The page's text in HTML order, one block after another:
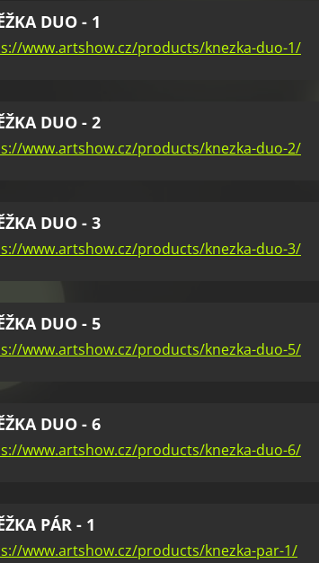
DUO - 1
www.artshow.cz/products/knezka-duo-1/
DUO - 2
www.artshow.cz/products/knezka-duo-2/
DUO - 3
www.artshow.cz/products/knezka-duo-3/
DUO - 5
www.artshow.cz/products/knezka-duo-5/
DUO - 6
www.artshow.cz/products/knezka-duo-6/
PÁR - 1
www.artshow.cz/products/knezka-par-1/